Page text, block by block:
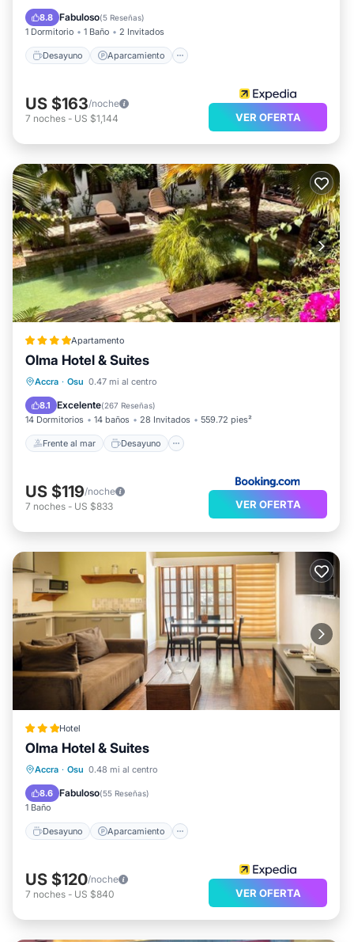
8.8 Fabuloso(5 Reseñas)
1 Dormitorio 1 Baño 2 Invitados
Desayuno Aparcamiento
Cocina
US $163/noche
7 noches - US $1,144 VER OFERTA
Apartamento
Olma Hotel & Suites
Accra · Osu 0.47 mi al centro
8.1 Excelente(267 Reseñas)
14 Dormitorios 14 baños 28 Invitados 559.72 pies²
Frente al mar Desayuno
Frente al mar
Aparcamiento
US $119/noche
7 noches - US $833 VER OFERTA
Hotel
Olma Hotel & Suites
Accra · Osu 0.48 mi al centro
8.6 Fabuloso(55 Reseñas)
1 Baño
Desayuno Aparcamiento
Desayuno Aparcamiento
Spa
US $120/noche
7 noches - US $840 VER OFERTA